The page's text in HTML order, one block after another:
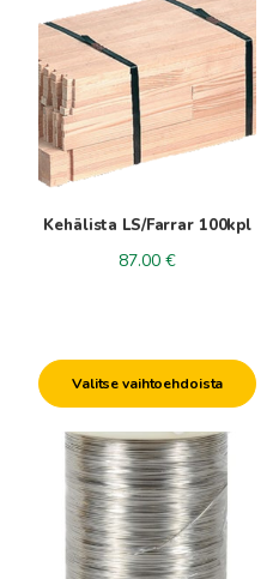
Kehälista LS/Farrar 100kpl
87.00 €
Valitse vaihtoehdoista
tuotteella
useampi
muunnelma.
Voit
tehdä
valinnat
Tällä
tuotteella
useampi
muunnelma.